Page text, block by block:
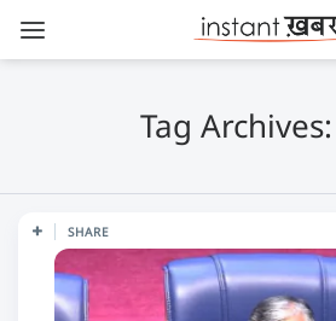
Tag
SHARE